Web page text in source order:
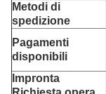
Metodi di
spedizione
Pagamenti
disponibili
Impronta